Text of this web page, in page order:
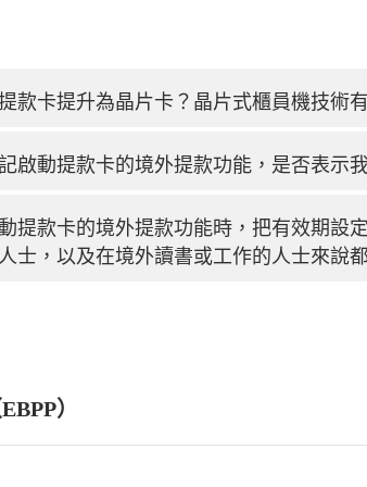
款卡提升為晶片卡？晶片式櫃員機技術
啟動提款卡的境外提款功能，是否表示
提款卡的境外提款功能時，把有效期設
士，以及在境外讀書或工作的人士來說
）